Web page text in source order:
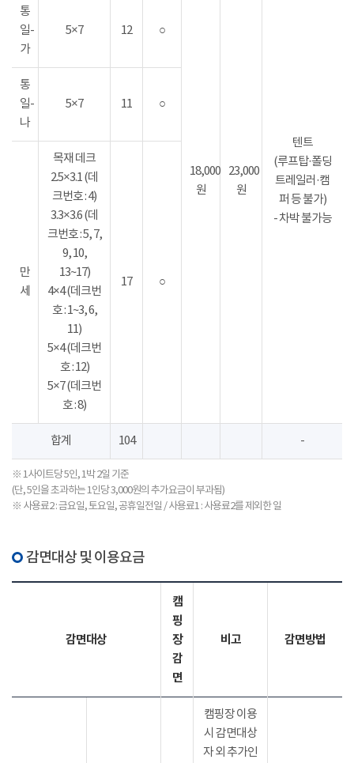
18,000
원
23,000
원
텐트
(루프탑·폴딩
트레일러·캠
퍼 등 불가)
- 차박 불가능
통
일-
가
5×7 12 ○
통
일-
나
5×7 11 ○
만
세
목재 데크
2.5×3.1 (데
크번호 : 4)
3.3×3.6 (데
크번호 : 5, 7,
9, 10,
13~17)
4×4 (데크번
호 : 1~3, 6,
11)
5×4 (데크번
호 : 12)
5×7 (데크번
호 : 8)
17 ○
합계 104 -
※ 1사이트당 5인, 1박 2일 기준
(단, 5인을 초과하는 1인당 3,000원의 추가요금이 부과됨)
※ 사용료2 : 금요일, 토요일, 공휴일전일 / 사용료1 : 사용료2를 제외한 일
감면대상 및 이용요금
감면대상
캠
핑
장
감
면
비고 감면방법
캠핑장 이용
시 감면대상
자 외 추가인